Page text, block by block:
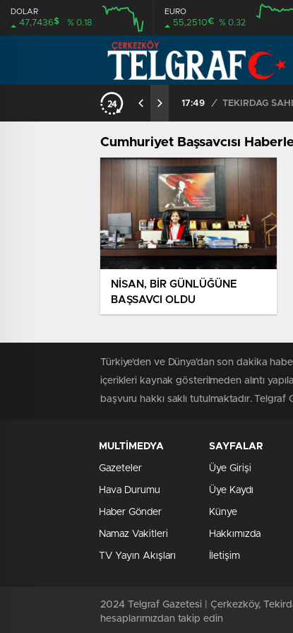
DOLAR
47,7436$ % 0.18
EURO
55,2510€ % 0.32
17:49 /
Cumhuriyet Başsavcısı
NİSAN, BİR GÜNLÜĞÜNE
BAŞSAVCI OLDU
Türkiye'den ve Dünya’dan son dakika
içerikleri kaynak gösterilmeden alıntı
başvuru hakkı saklı tutulmaktadır.
MULTİMEDYA
Gazeteler
Hava Durumu
Haber Gönder
Namaz Vakitleri
TV Yayın Akışları
SAYFALAR
Üye Girişi
Üye Kaydı
Künye
Hakkımızda
İletişim
2024 Telgraf Gazetesi | Çerkezköy,
hesaplarımızdan takip edin